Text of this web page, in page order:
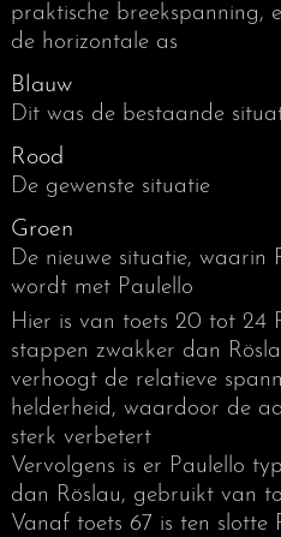
praktische breekspanning,
de horizontale as
Blauw
Dit was de bestaande
Rood
De gewenste situatie
Groen
De nieuwe situatie, waarin
wordt met Paulello
Hier is van toets 20 tot 24
stappen zwakker dan
verhoogt de relatieve
helderheid, waardoor de
sterk verbetert
Vervolgens is er Paulello
dan Röslau, gebruikt van
Vanaf toets 67 is ten slotte